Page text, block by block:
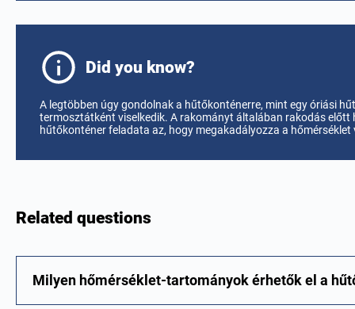
Did you know?
A legtöbben úgy gondolnak a hűtőkonténerre, mint egy óriási
termosztátként viselkedik. A rakományt általában rakodás előtt
hűtőkonténer feladata az, hogy megakadályozza a
Related questions
Milyen hőmérséklet-tartományok érhetők el a